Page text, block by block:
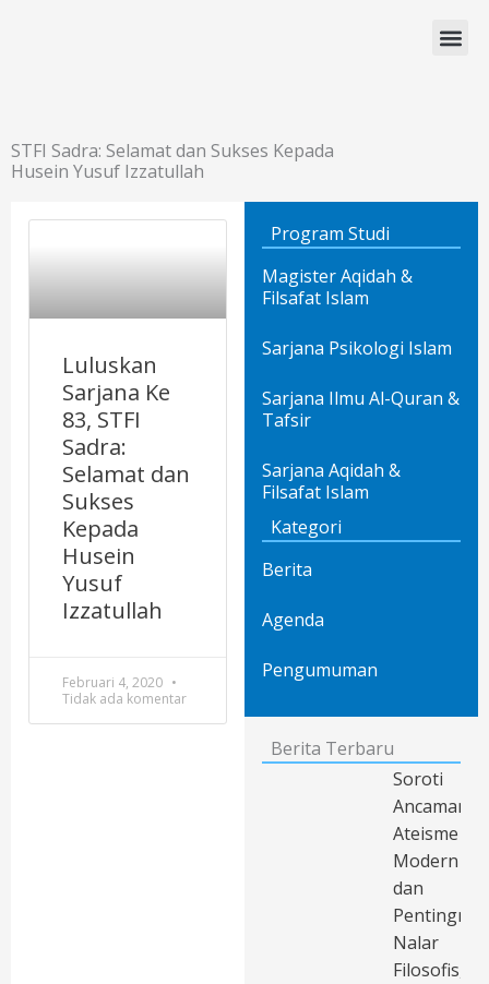
STFI Sadra: Selamat dan Sukses Kepada
Husein Yusuf Izzatullah
Luluskan
Sarjana Ke
83, STFI
Sadra:
Selamat dan
Sukses
Kepada
Husein
Yusuf
Izzatullah
Februari 4, 2020
Tidak ada komentar
Program Studi
Magister Aqidah &
Filsafat Islam
Sarjana Psikologi Islam
Sarjana Ilmu Al-Quran &
Tafsir
Sarjana Aqidah &
Filsafat Islam
Kategori
Berita
Agenda
Pengumuman
Berita Terbaru
Soroti
Ancaman
Ateisme
Modern
dan
Pentingnya
Nalar
Filosofis,